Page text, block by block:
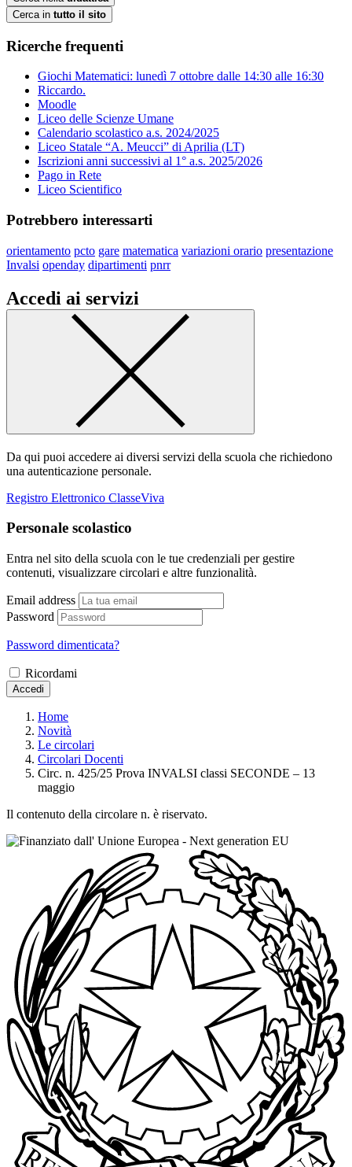
Cerca in tutto il sito
Ricerche frequenti
Giochi Matematici: lunedì 7 ottobre dalle 14:30 alle 16:30
Riccardo.
Moodle
Liceo delle Scienze Umane
Calendario scolastico a.s. 2024/2025
Liceo Statale “A. Meucci” di Aprilia (LT)
Iscrizioni anni successivi al 1° a.s. 2025/2026
Pago in Rete
Liceo Scientifico
Potrebbero interessarti
orientamento pcto gare matematica variazioni orario presentazione
Invalsi openday dipartimenti pnrr
Accedi ai servizi
Da qui puoi accedere ai diversi servizi della scuola che richiedono
una autenticazione personale.
Registro Elettronico ClasseViva
Personale scolastico
Entra nel sito della scuola con le tue credenziali per gestire
contenuti, visualizzare circolari e altre funzionalità.
Email address
Password
Password dimenticata?
Ricordami
Accedi
Home
Novità
Le circolari
Circolari Docenti
Circ. n. 425/25 Prova INVALSI classi SECONDE – 13
maggio
Il contenuto della circolare n. è riservato.